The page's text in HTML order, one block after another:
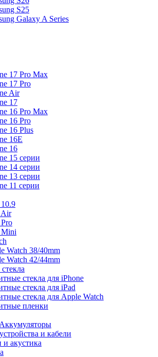
S25
Galaxy A Series
17 Pro Max
17 Pro
Air
17
16 Pro Max
16 Pro
16 Plus
16E
16
15 серии
14 серии
13 серии
11 серии
Air
Mini
Watch 38/40mm
Watch 42/44mm
стекла для iPhone
стекла для iPad
стекла для Apple Watch
пленки
и кабели
акустика